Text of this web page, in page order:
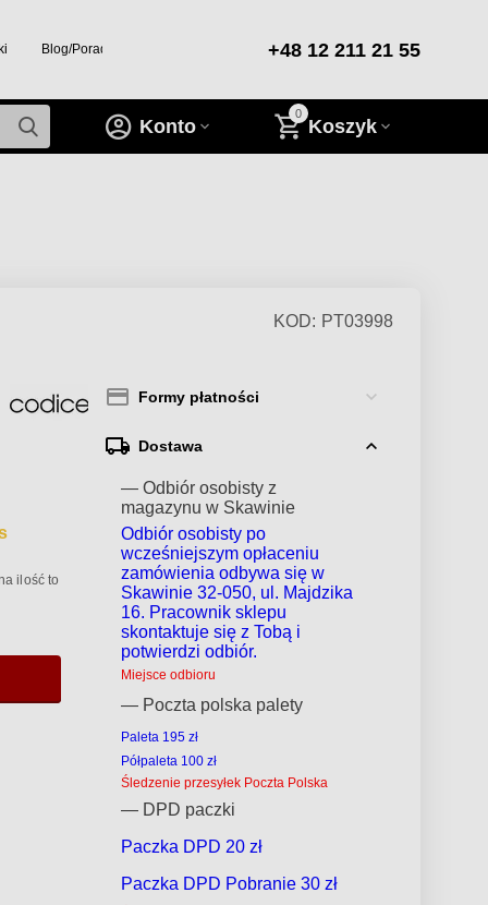
Blog/Porady/Inspiracje +48 12 211 21 55
0
Koszyk
Konto
KOD: PT03998
ilość to
Formy płatności
Dostawa
— Odbiór osobisty z
magazynu w Skawinie
Odbiór osobisty po
wcześniejszym opłaceniu
zamówienia odbywa się w
Skawinie 32-050, ul. Majdzika
16. Pracownik sklepu
skontaktuje się z Tobą i
potwierdzi odbiór.
Miejsce odbioru
— Poczta polska palety
Paleta 195 zł
Półpaleta 100 zł
Śledzenie przesyłek Poczta Polska
— DPD paczki
Paczka DPD 20 zł
Paczka DPD Pobranie 30 zł